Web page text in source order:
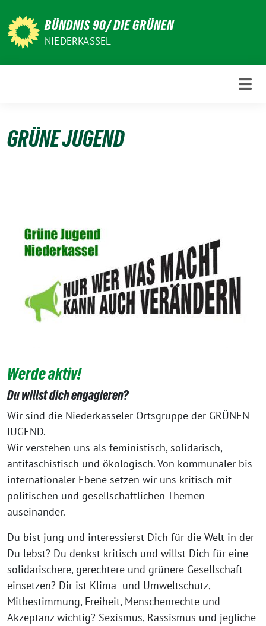
zum
Inhalt
BÜNDNIS 90/ DIE GRÜNEN
NIEDERKASSEL
GRÜNE JUGEND
Werde aktiv!
Du willst dich engagieren?
Wir sind die Niederkasseler Ortsgruppe der GRÜNEN
JUGEND.
Wir verstehen uns als feministisch, solidarisch,
antifaschistisch und ökologisch. Von kommunaler bis
internationaler Ebene setzen wir uns kritisch mit
politischen und gesellschaftlichen Themen
auseinander.
Du bist jung und interessierst Dich für die Welt in der
Du lebst? Du denkst kritisch und willst Dich für eine
solidarischere, gerechtere und grünere Gesellschaft
einsetzen? Dir ist Klima- und Umweltschutz,
Mitbestimmung, Freiheit, Menschenrechte und
Akzeptanz wichtig? Sexismus, Rassismus und jegliche